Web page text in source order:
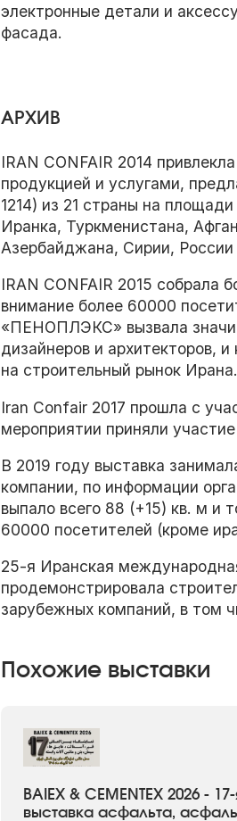
электронные детали и
фасада.
АРХИВ
IRAN CONFAIR 2014
продукцией и услугами,
1214) из 21 страны на
Иранка, Туркменистана,
Азербайджана, Сирии, России
IRAN CONFAIR 2015 собрала
внимание более 60000
«ПЕНОПЛЭКС» вызвала
дизайнеров и архитекторов,
на строительный рынок Ирана.
Iran Confair 2017 прошла с
мероприятии приняли
В 2019 году выставка
компании, по информации
выпало всего 88 (+15) кв. м и
60000 посетителей (кроме
25-я Иранская
продемонстрировала
зарубежных компаний, в том
Похожие выставки
BAIEX & CEMENTEX 2026 -
выставка асфальта,